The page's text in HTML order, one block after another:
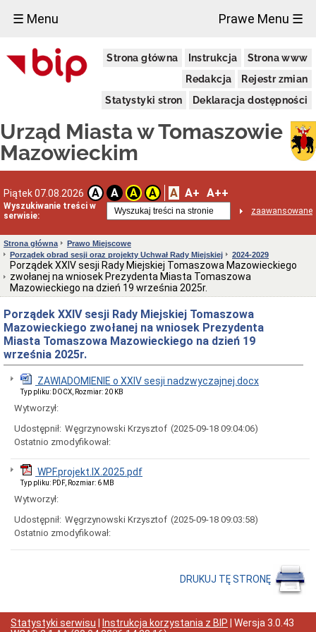
☰ Menu Prawe Menu ☰
Strona główna Instrukcja
Strona www
Redakcja
Rejestr zmian
Statystyki stron
Deklaracja dostępności
Urząd Miasta w Tomaszowie
Mazowieckim
Piątek 07.08.2026 A A A A A A+ A++
Wyszukiwanie treści w
serwisie:
zaawansowane
Miasto
Pieczęcie
Granice
miasta
Statut
Miasta
Władze
Miasta
Prezydent
zastępcy
Rada
Miejska
2024-
2029
Prezydium
Rady
Miejskiej
Dyżury
w
Rady
Miejskiej
Składy
stałych
Sesje
Rady
Miejskiej
zapytania
wykazy
głosowań
Strona główna
Prawo Miejscowe
Porządek obrad sesji oraz projekty Uchwał Rady Miejskiej
2024-2029
Porządek XXIV sesji Rady Miejskiej Tomaszowa Mazowieckiego
zwołanej na wniosek Prezydenta Miasta Tomaszowa
Mazowieckiego na dzień 19 września 2025r.
Porządek XXIV sesji Rady Miejskiej Tomaszowa
Mazowieckiego zwołanej na wniosek Prezydenta
Miasta Tomaszowa Mazowieckiego na dzień 19
września 2025r.
ZAWIADOMIENIE o XXIV sesji nadzwyczajnej.docx
Typ pliku: DOCX, Rozmiar: 20 KB
Wytworzył:
Udostępnił: Węgrzynowski Krzysztof (2025-09-18 09:04:06)
Ostatnio zmodyfikował:
WPF.projekt.IX.2025.pdf
Typ pliku: PDF, Rozmiar: 6 MB
Wytworzył:
Udostępnił: Węgrzynowski Krzysztof (2025-09-18 09:03:58)
Ostatnio zmodyfikował:
DRUKUJ TĘ STRONĘ
×
Statystyki serwisu Instrukcja korzystania z BIP | Wersja 3.0.43